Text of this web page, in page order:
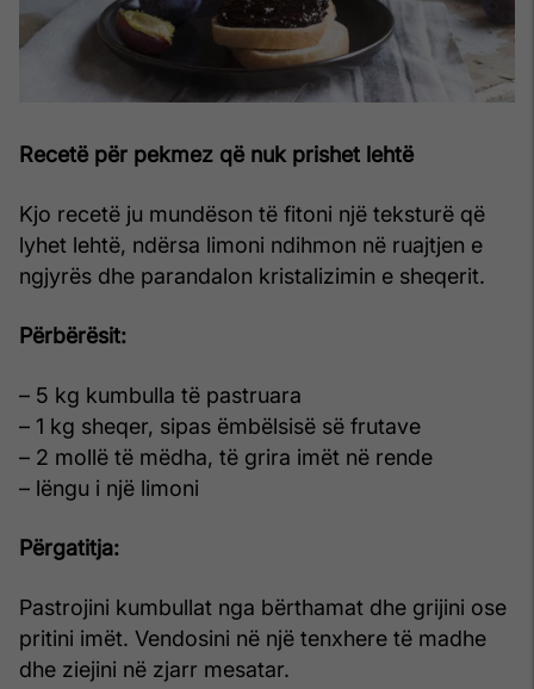
Recetë për pekmez që nuk prishet lehtë
Kjo recetë ju mundëson të fitoni një teksturë që
lyhet lehtë, ndërsa limoni ndihmon në ruajtjen e
ngjyrës dhe parandalon kristalizimin e sheqerit.
Përbërësit:
– 5 kg kumbulla të pastruara
– 1 kg sheqer, sipas ëmbëlsisë së frutave
– 2 mollë të mëdha, të grira imët në rende
– lëngu i një limoni
Përgatitja:
Pastrojini kumbullat nga bërthamat dhe grijini ose
pritini imët. Vendosini në një tenxhere të madhe
dhe ziejini në zjarr mesatar.